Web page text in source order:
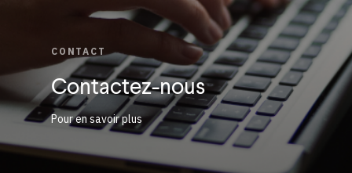
CONTACT
Contactez-nous
Pour en savoir plus